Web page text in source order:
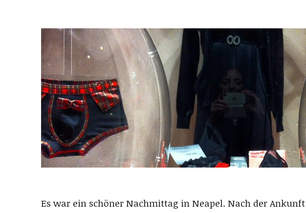
Es war ein schöner Nachmittag in Neapel. Nach der